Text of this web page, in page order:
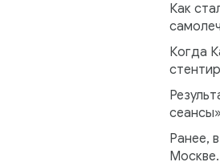
Как
Когда
Ранее,